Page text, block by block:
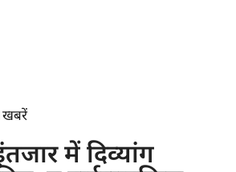
खबरें
में दिव्यांग